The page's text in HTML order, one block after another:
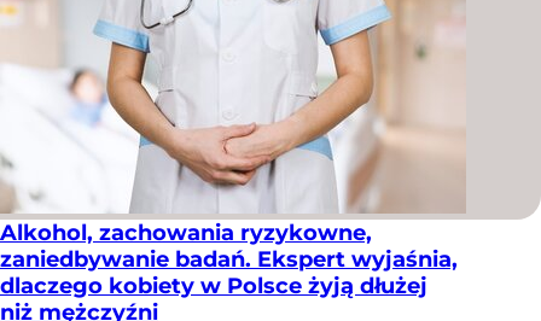
Alkohol, zachowania ryzykowne,
zaniedbywanie badań. Ekspert wyjaśnia,
dlaczego kobiety w Polsce żyją dłużej
niż mężczyźni